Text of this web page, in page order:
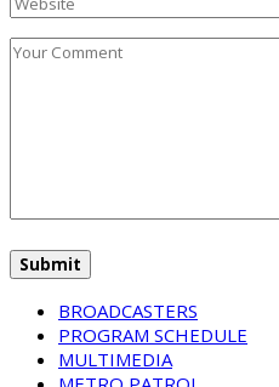
BROADCASTERS
PROGRAM SCHEDULE
MULTIMEDIA